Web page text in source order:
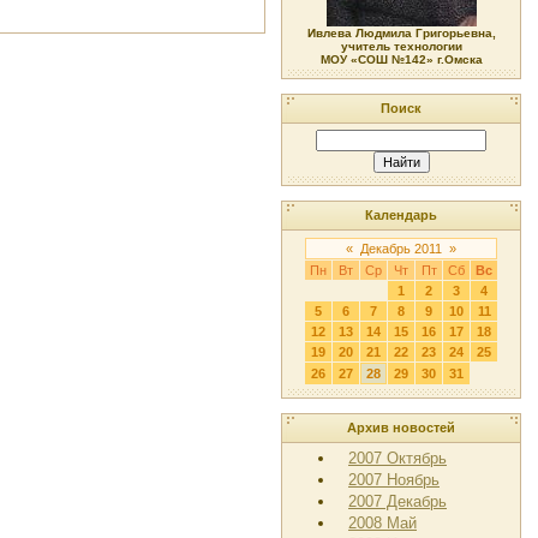
Ивлева Людмила Григорьевна,
учитель технологии
МОУ «СОШ №142» г.Омска
Поиск
Календарь
« Декабрь 2011
»
Пн
Вт Ср Чт Пт Сб
Вс
1
2 3
4
5
6 7 8 9 10
11
12
13 14 15 16 17
18
19
20 21 22 23 24
25
26
27 28 29 30 31
Архив новостей
2007 Октябрь
2007 Ноябрь
2007 Декабрь
2008 Май